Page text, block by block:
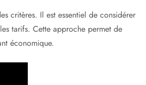
critères. Il est essentiel de considérer
tarifs. Cette approche permet de
économique.